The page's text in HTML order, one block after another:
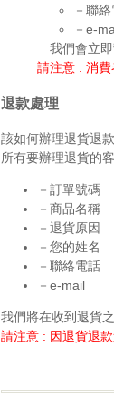
－聯
－e-
我們會立即
請注意 : 消費
退款處理
該如何辦理退貨退
所有要辦理退貨的
－訂單號碼
－商品名稱
－退貨原因
－您的姓名
－聯絡電話
－e-mail
我們將在收到退貨
請注意 : 因退貨退